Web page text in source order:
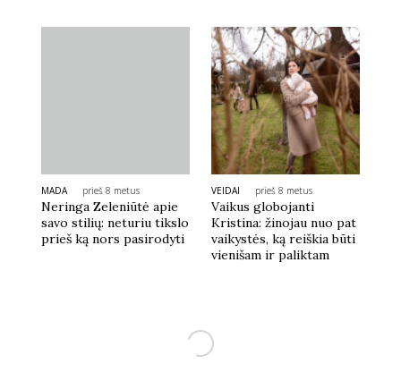
MADA prieš 8 metus
Neringa Zeleniūtė apie
savo stilių: neturiu tikslo
prieš ką nors pasirodyti
VEIDAI prieš 8 metus
Vaikus globojanti
Kristina: žinojau nuo pat
vaikystės, ką reiškia būti
vienišam ir paliktam